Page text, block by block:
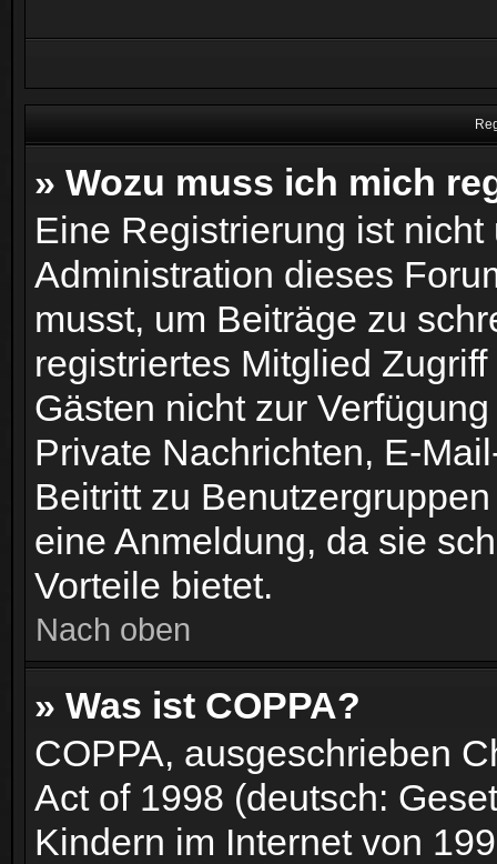
» Wozu muss ich mich
Eine Registrierung ist
Administration dieses
musst, um Beiträge zu
registriertes Mitglied
Gästen nicht zur
Private Nachrichten, E-
Beitritt zu
eine Anmeldung, da sie
Vorteile bietet.
Nach oben
» Was ist COPPA?
COPPA, ausgeschrieben
Act of 1998 (deutsch:
Kindern im Internet von